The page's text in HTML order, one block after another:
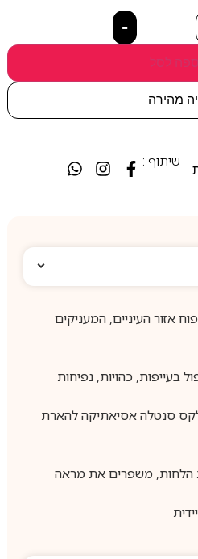
-
לסל
מהירה
שיתוף :
אזור העיניים, המעניקים
בעייפות, כהויות, נפיחות
סנטלה אסיאתיקה להארת
הלחות, משפרים את מראה